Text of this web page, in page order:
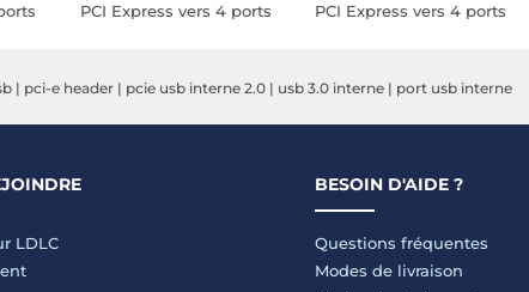
PCI Express vers 4 ports
PCI Express vers 4 ports
| pci-e header | pcie usb interne 2.0 | usb 3.0 interne | port usb interne
LDLC
BESOIN D'AIDE ?
Questions fréquentes
Modes de livraison